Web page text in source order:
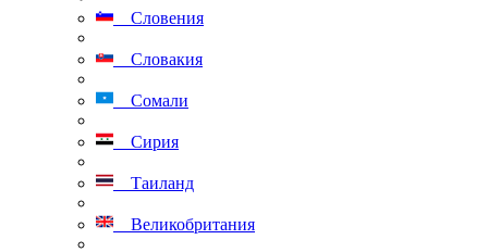
Словения
Словакия
Сомали
Сирия
Таиланд
Великобритания